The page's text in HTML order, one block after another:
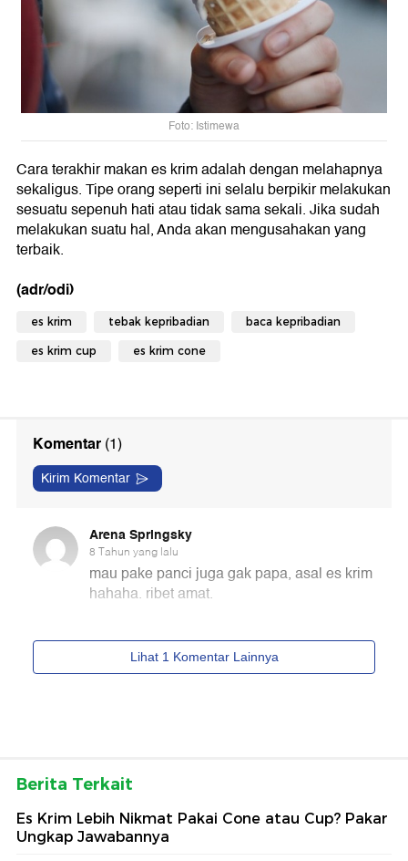
Foto: Istimewa
Cara terakhir makan es krim adalah dengan melahapnya
sekaligus. Tipe orang seperti ini selalu berpikir melakukan
sesuatu sepenuh hati atau tidak sama sekali. Jika sudah
melakukan suatu hal, Anda akan mengusahakan yang
terbaik.
(adr/odi)
es krim tebak kepribadian baca kepribadian
es krim cup es krim cone
Berita Terkait
Es Krim Lebih Nikmat Pakai Cone atau Cup? Pakar
Ungkap Jawabannya